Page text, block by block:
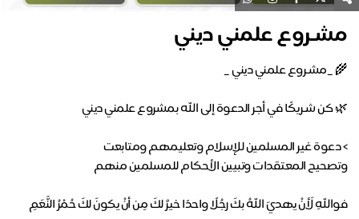
مشـروع علمني ديني
فواللهِ لَأنْ يهديَ اللهُ بكَ رجُلًا واحدًا خيرٌ لكَ مِن أنْ يكونَ لكَ حُمْرُ النَّعَمِ